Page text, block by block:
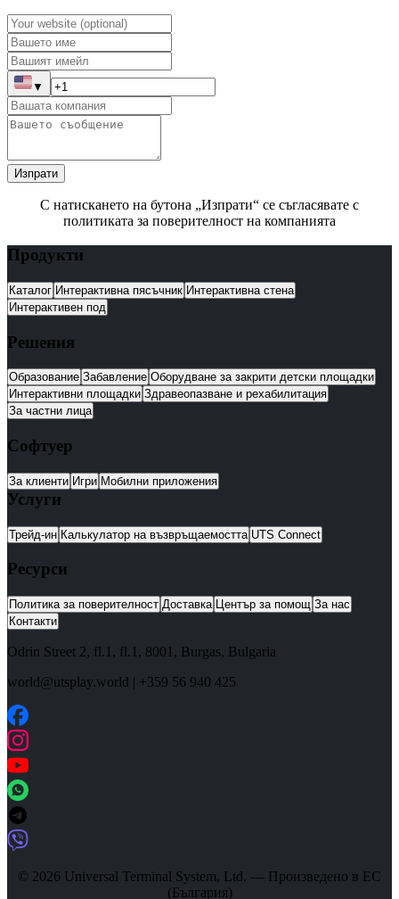
▼
Изпрати
С натискането на бутона „Изпрати“ се съгласявате с
политиката за поверителност на компанията
Продукти
Каталог Интерактивна пясъчник Интерактивна стена
Интерактивен под
Решения
Образование Забавление Оборудване за закрити детски площадки
Интерактивни площадки Здравеопазване и рехабилитация
За частни лица
Софтуер
За клиенти Игри Мобилни приложения
Услуги
Трейд-ин Калькулатор на възвръщаемостта UTS Connect
Ресурси
Политика за поверителност Доставка Център за помощ За нас
Контакти
Odrin Street 2, fl.1 , fl.1, 8001 , Burgas, Bulgaria
world@utsplay.world | +359 56 940 425
© 2026 Universal Terminal System, Ltd. — Произведено в ЕС
(България)